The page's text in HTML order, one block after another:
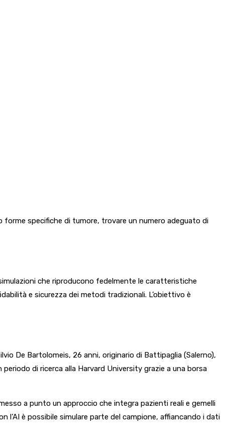
specifiche di tumore, trovare un numero adeguato di
che riproducono fedelmente le caratteristiche
e sicurezza dei metodi tradizionali. L’obiettivo è
De Bartolomeis, 26 anni, originario di Battipaglia (Salerno),
di ricerca alla Harvard University grazie a una borsa
a punto un approccio che integra pazienti reali e gemelli
è possibile simulare parte del campione, affiancando i dati